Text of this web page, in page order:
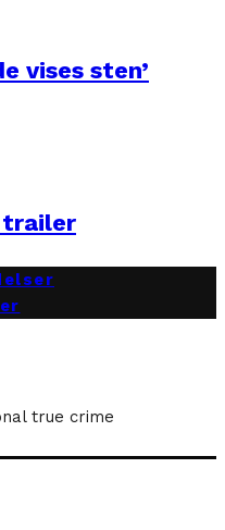
vises sten’
trailer
true crime